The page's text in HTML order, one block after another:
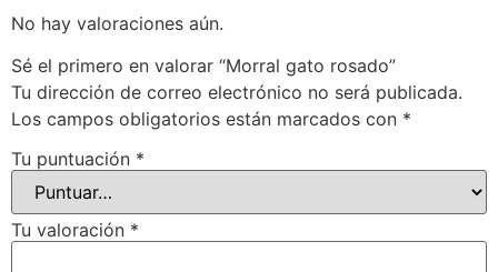
No hay valoraciones aún.
Sé el primero en valorar “Morral gato rosado”
Tu dirección de correo electrónico no será publicada.
Los campos obligatorios están marcados con *
Tu puntuación *
Tu valoración *